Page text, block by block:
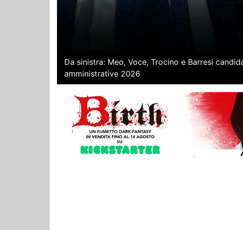
Da sinistra: Meo, Voce, Trocino e Barresi
amministrative 2026